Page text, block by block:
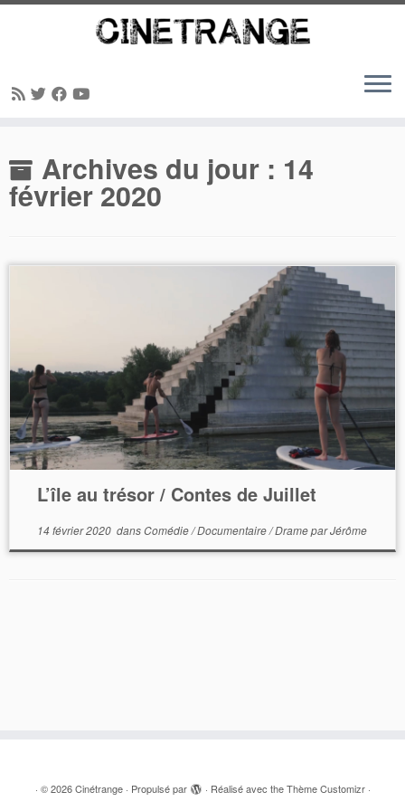
au
contenuArchives du jour : 14
février 2020
L’île au trésor / Contes de Juillet
14 février 2020dansComédie/Documentaire/DrameparJérôme
· © 2026 Cinétrange· Propulsé par · Réalisé avec theThème Customizr·